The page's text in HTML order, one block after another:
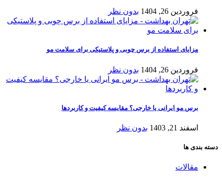
فروردین 26, 1404 بدون نظر
مزایای استفاده از برس چوبی و پلاستیکی برای سلامت مو
فروردین 26, 1404 بدون نظر
برس مو ایرانی یا خارجی؟ مقایسه کیفیت و کاربردها
اسفند 21, 1403 بدون نظر
دسته بندی ها
مقالات